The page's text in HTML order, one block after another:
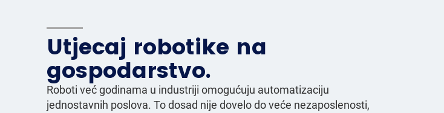
Utjecaj robotike na
gospodarstvo.
Roboti već godinama u industriji omogućuju automatizaciju
jednostavnih poslova. To dosad nije dovelo do veće nezaposlenosti,